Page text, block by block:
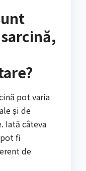
pot varia
și de
Iată câteva
fi
de